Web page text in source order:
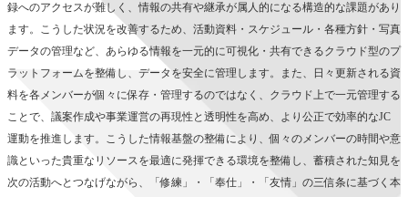
録へのアクセスが難しく、情報の共有や継承が属人的になる構造的な課題があり
ます。こうした状況を改善するため、活動資料・スケジュール・各種方針・写真
データの管理など、あらゆる情報を一元的に可視化・共有できるクラウド型のプ
ラットフォームを整備し、データを安全に管理します。また、日々更新される資
料を各メンバーが個々に保存・管理するのではなく、クラウド上で一元管理する
ことで、議案作成や事業運営の再現性と透明性を高め、より公正で効率的なJC
運動を推進します。こうした情報基盤の整備により、個々のメンバーの時間や意
識といった貴重なリソースを最適に発揮できる環境を整備し、蓄積された知見を
次の活動へとつなげながら、「修練」・「奉仕」・「友情」の三信条に基づく本